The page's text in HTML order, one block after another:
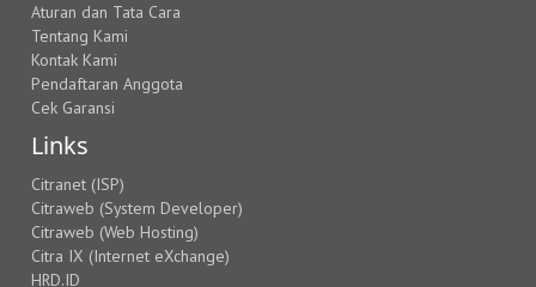
Aturan dan Tata Cara
Tentang Kami
Kontak Kami
Pendaftaran Anggota
Cek Garansi
Links
Citranet (ISP)
Citraweb (System Developer)
Citraweb (Web Hosting)
Citra IX (Internet eXchange)
HRD.ID